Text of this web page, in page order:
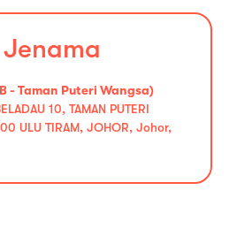
- Taman Puteri Wangsa)
10, TAMAN PUTERI
ULU TIRAM, JOHOR, Johor,